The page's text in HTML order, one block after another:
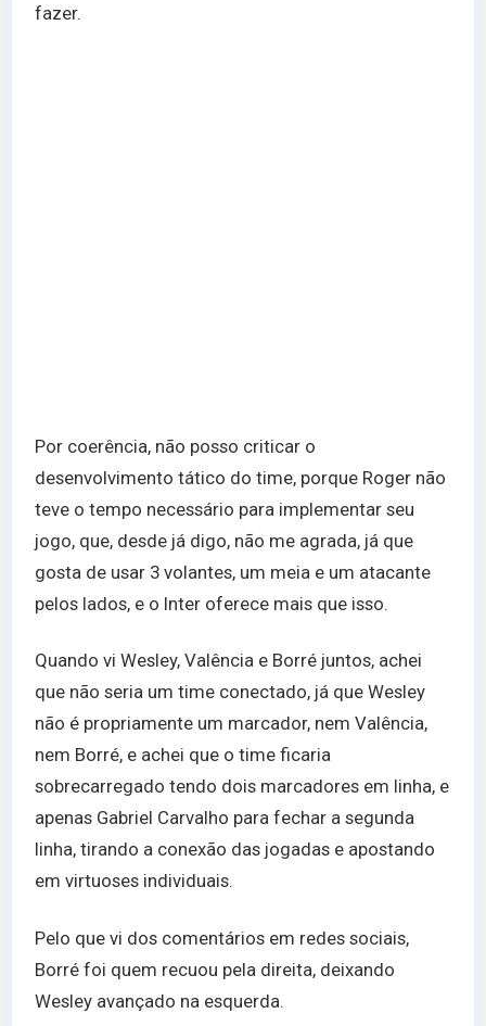
fazer.
Por coerência, não posso criticar o
desenvolvimento tático do time, porque Roger não
teve o tempo necessário para implementar seu
jogo, que, desde já digo, não me agrada, já que
gosta de usar 3 volantes, um meia e um atacante
pelos lados, e o Inter oferece mais que isso.
Quando vi Wesley, Valência e Borré juntos, achei
que não seria um time conectado, já que Wesley
não é propriamente um marcador, nem Valência,
nem Borré, e achei que o time ficaria
sobrecarregado tendo dois marcadores em linha, e
apenas Gabriel Carvalho para fechar a segunda
linha, tirando a conexão das jogadas e apostando
em virtuoses individuais.
Pelo que vi dos comentários em redes sociais,
Borré foi quem recuou pela direita, deixando
Wesley avançado na esquerda.